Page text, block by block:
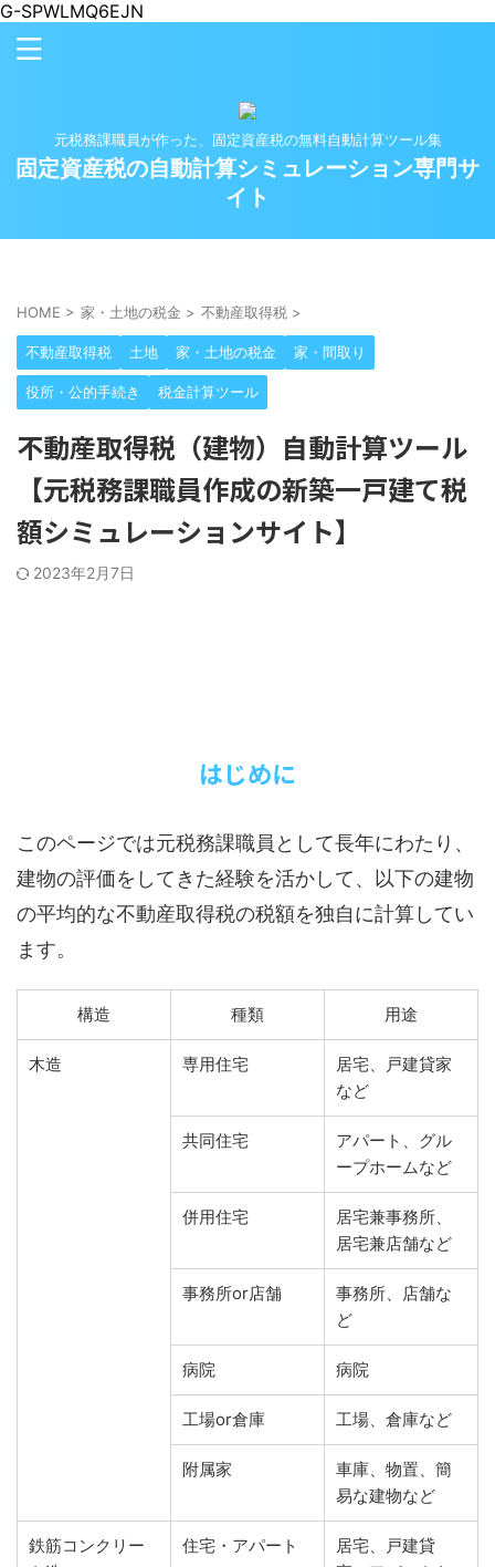
G-SPWLMQ6EJN
元税務課職員が作った、固定資産税の無料自動計算ツール集
固定資産税の自動計算シミュレーション専門サ
イト
HOME > 家・土地の税金 > 不動産取得税 >
不動産取得税 土地 家・土地の税金 家・間取り
役所・公的手続き 税金計算ツール
不動産取得税（建物）自動計算ツール
【元税務課職員作成の新築一戸建て税
額シミュレーションサイト】
2023年2月7日
はじめに
このページでは元税務課職員として長年にわたり、
建物の評価をしてきた経験を活かして、以下の建物
の平均的な不動産取得税の税額を独自に計算してい
ます。
構造 種類 用途
木造 専用住宅
居宅、戸建貸家
など
共同住宅
アパート、グル
ープホームなど
併用住宅
居宅兼事務所、
居宅兼店舗など
事務所or店舗
事務所、店舗な
ど
病院 病院
工場or倉庫 工場、倉庫など
附属家
車庫、物置、簡
易な建物など
鉄筋コンクリー
住宅・アパート
居宅、戸建貸